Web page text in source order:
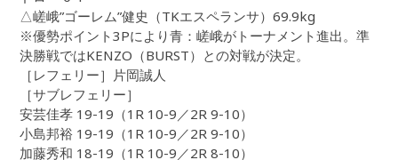
△嵯峨”ゴーレム”健史（TKエスペランサ）69.9kg
※優勢ポイント3Pにより青：嵯峨がトーナメント進出。準
決勝戦ではKENZO（BURST）との対戦が決定。
［レフェリー］片岡誠人
［サブレフェリー］
安芸佳孝 19-19（1R 10-9／2R 9-10）
小島邦裕 19-19（1R 10-9／2R 9-10）
加藤秀和 18-19（1R 10-9／2R 8-10）